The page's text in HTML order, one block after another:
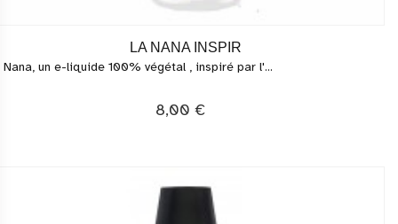
LA NANA INSPIR
Nana, un e-liquide 100% végétal , inspiré par l'...
8,00 €